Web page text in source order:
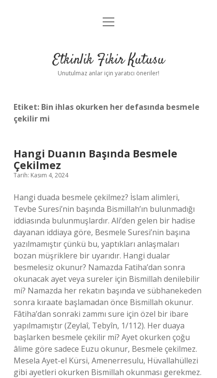
Anasayfa
Yasal Uyarı
menüyü
Etkinlik Fikir Kutusu
Unutulmaz anlar için yaratıcı öneriler!
Etiket: Bin ihlas okurken her defasında besmele
çekilir mi
Hangi Duanın Başında Besmele
Çekilmez
Tarih: Kasım 4, 2024
Hangi duada besmele çekilmez? İslam alimleri,
Tevbe Suresi’nin başında Bismillah’ın bulunmadığı
iddiasında bulunmuşlardır. Ali’den gelen bir hadise
dayanan iddiaya göre, Besmele Suresi’nin başına
yazılmamıştır çünkü bu, yaptıkları anlaşmaları
bozan müşriklere bir uyarıdır. Hangi dualar
besmelesiz okunur? Namazda Fatiha’dan sonra
okunacak ayet veya sureler için Bismillah denilebilir
mi? Namazda her rekatın başında ve sübhanekeden
sonra kıraate başlamadan önce Bismillah okunur.
Fâtiha’dan sonraki zammı sure için özel bir ibare
yapılmamıştır (Zeylaî, Tebyîn, 1/112). Her duaya
başlarken besmele çekilir mi? Ayet okurken çoğu
âlime göre sadece Euzu okunur, Besmele çekilmez.
Mesela Ayet-el Kürsi, Amenerresulu, Hüvallahüllezi
gibi ayetleri okurken Bismillah okunması gerekmez.